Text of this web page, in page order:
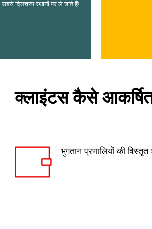
दिलचस्प स्थानों पर ले जाते हैं!
क्लाइंटस कैसे
भुगतान प्रणालियों की